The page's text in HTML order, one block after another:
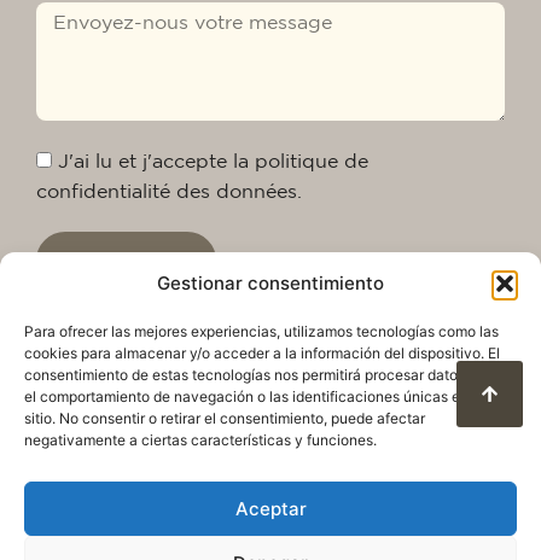
Gestionar consentimiento
Para ofrecer las mejores experiencias, utilizamos tecnologías como las
cookies para almacenar y/o acceder a la información del dispositivo. El
consentimiento de estas tecnologías nos permitirá procesar datos como
el comportamiento de navegación o las identificaciones únicas en este
sitio. No consentir o retirar el consentimiento, puede afectar
negativamente a ciertas características y funciones.
Aceptar
J'ai lu et j'accepte la politique de
confidentialité des données.